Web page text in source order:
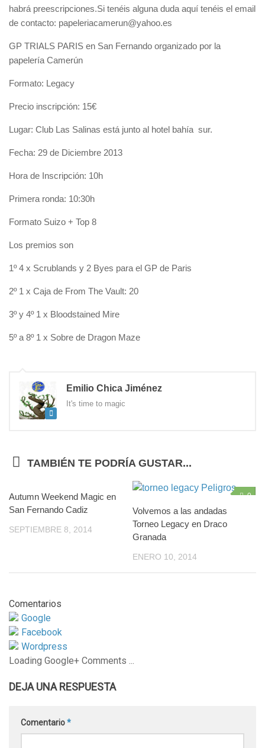
habrá preescripciones.Si tenéis alguna duda aquí tenéis el email
de contacto: papeleriacamerun@yahoo.es
GP TRIALS PARIS en San Fernando organizado por la
papelería Camerún
Formato: Legacy
Precio inscripción: 15€
Lugar: Club Las Salinas está junto al hotel bahía sur.
Fecha: 29 de Diciembre 2013
Hora de Inscripción: 10h
Primera ronda: 10:30h
Formato Suizo + Top 8
Los premios son
1º 4 x Scrublands y 2 Byes para el GP de Paris
2º 1 x Caja de From The Vault: 20
3º y 4º 1 x Bloodstained Mire
5º a 8º 1 x Sobre de Dragon Maze
Emilio Chica Jiménez
It's time to magic
TAMBIÉN TE PODRÍA GUSTAR...
Autumn Weekend Magic en
San Fernando Cadiz
SEPTIEMBRE 8, 2014
0
Volvemos a las andadas
Torneo Legacy en Draco
Granada
ENERO 10, 2014
Comentarios
Google
Facebook
Wordpress
Loading Google+ Comments ...
DEJA UNA RESPUESTA
Comentario*